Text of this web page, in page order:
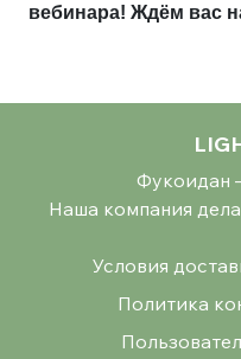
вебинара! Ждём вас
Фукоидан
Наша компания
Условия
Политика